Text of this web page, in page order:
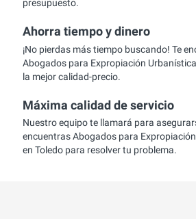
presupuesto.
Ahorra tiempo y dinero
¡No pierdas más tiempo buscando! Te
Abogados para Expropiación
la mejor calidad-precio.
Máxima calidad de servicio
Nuestro equipo te llamará para
encuentras Abogados para
en Toledo para resolver tu problema.